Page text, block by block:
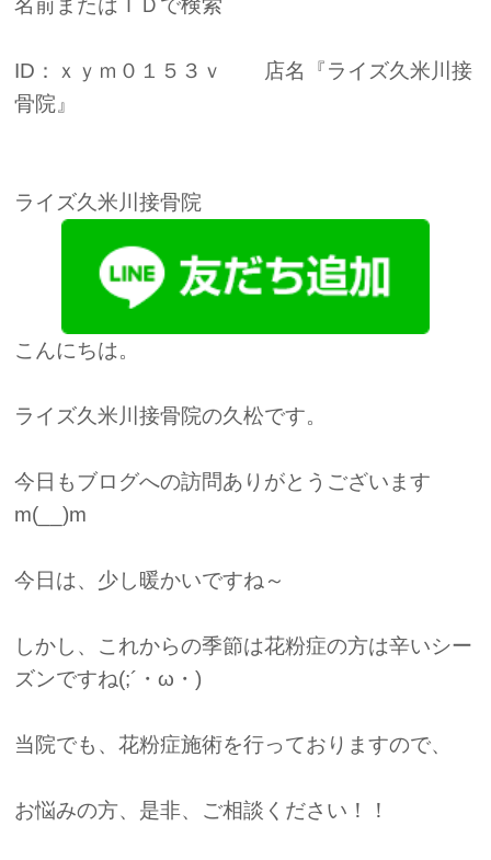
名前またはＩＤで検索
ID：ｘｙｍ０１５３ｖ 店名『ライズ久米川接
骨院』
ライズ久米川接骨院
こんにちは。
ライズ久米川接骨院の久松です。
今日もブログへの訪問ありがとうございます
m(__)m
今日は、少し暖かいですね～
しかし、これからの季節は花粉症の方は辛いシー
ズンですね(;´・ω・)
当院でも、花粉症施術を行っておりますので、
お悩みの方、是非、ご相談ください！！